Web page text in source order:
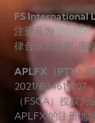
FS International
注册号为700227
律合伙人之家, 库
APLFX（PTY）
2021/804619/07
（FSCA）授权
APLFX 的注册地